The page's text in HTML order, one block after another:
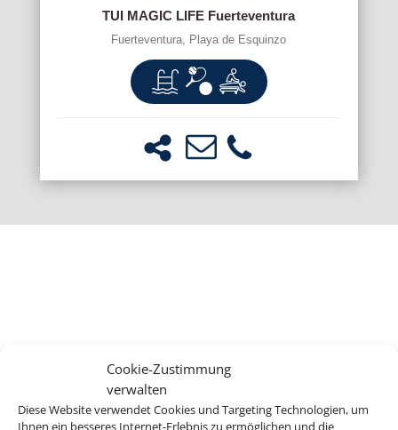
Cookie-Zustimmung
verwalten
Diese Website verwendet Cookies und Targeting Technologien, um
Ihnen ein besseres Internet-Erlebnis zu ermöglichen und die
TUI MAGIC LIFE Fuerteventura
Fuerteventura, Playa de Esquinzo